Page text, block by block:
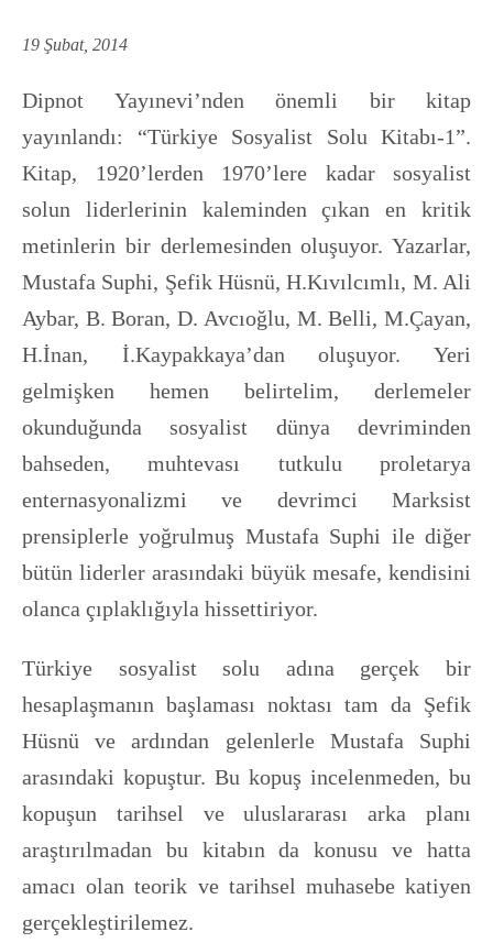
19 Şubat, 2014
Dipnot Yayınevi’nden önemli bir kitap
yayınlandı: “Türkiye Sosyalist Solu Kitabı-1”.
Kitap, 1920’lerden 1970’lere kadar sosyalist
solun liderlerinin kaleminden çıkan en kritik
metinlerin bir derlemesinden oluşuyor. Yazarlar,
Mustafa Suphi, Şefik Hüsnü, H.Kıvılcımlı, M. Ali
Aybar, B. Boran, D. Avcıoğlu, M. Belli, M.Çayan,
H.İnan, İ.Kaypakkaya’dan oluşuyor. Yeri
gelmişken hemen belirtelim, derlemeler
okunduğunda sosyalist dünya devriminden
bahseden, muhtevası tutkulu proletarya
enternasyonalizmi ve devrimci Marksist
prensiplerle yoğrulmuş Mustafa Suphi ile diğer
bütün liderler arasındaki büyük mesafe, kendisini
olanca çıplaklığıyla hissettiriyor.
Türkiye sosyalist solu adına gerçek bir
hesaplaşmanın başlaması noktası tam da Şefik
Hüsnü ve ardından gelenlerle Mustafa Suphi
arasındaki kopuştur. Bu kopuş incelenmeden, bu
kopuşun tarihsel ve uluslararası arka planı
araştırılmadan bu kitabın da konusu ve hatta
amacı olan teorik ve tarihsel muhasebe katiyen
gerçekleştirilemez.